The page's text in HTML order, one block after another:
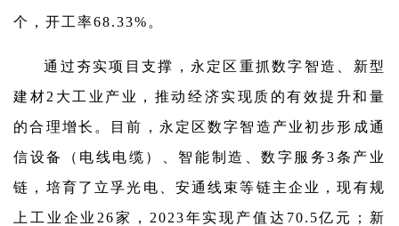
个，开工率68.33%。
通过夯实项目支撑，永定区重抓数字智造、新型
建材2大工业产业，推动经济实现质的有效提升和量
的合理增长。目前，永定区数字智造产业初步形成通
信设备（电线电缆）、智能制造、数字服务3条产业
链，培育了立孚光电、安通线束等链主企业，现有规
上工业企业26家，2023年实现产值达70.5亿元；新